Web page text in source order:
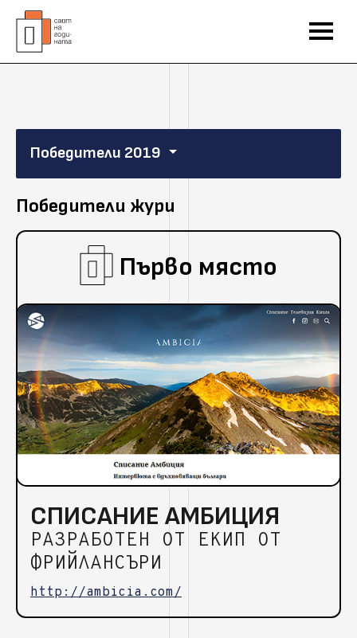
Победители 2019
Победители жури
Първо място
СПИСАНИЕ АМБИЦИЯ
РАЗРАБОТЕН ОТ ЕКИП ОТ
ФРИЙЛАНСЪРИ
http://ambicia.com/